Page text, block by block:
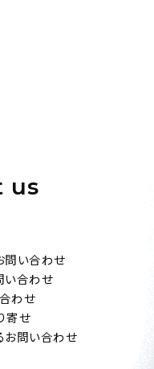
us
問い合わせ
い合わせ
わせ
寄せ
お問い合わせ